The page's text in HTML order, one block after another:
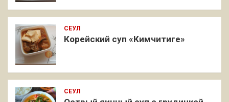
СЕУЛ
Корейский суп «Кимчитиге»
СЕУЛ